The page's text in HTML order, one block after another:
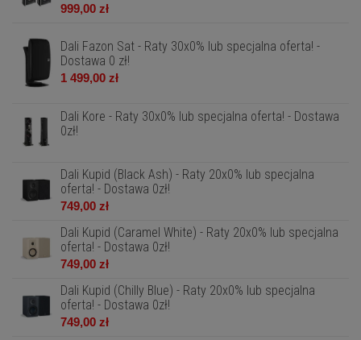
999,00 zł
Dali Fazon Sat - Raty 30x0% lub specjalna oferta! -
Dostawa 0 zł!
1 499,00 zł
Dali Kore - Raty 30x0% lub specjalna oferta! - Dostawa
0zł!
Dali Kupid (Black Ash) - Raty 20x0% lub specjalna
oferta! - Dostawa 0zł!
749,00 zł
Dali Kupid (Caramel White) - Raty 20x0% lub specjalna
oferta! - Dostawa 0zł!
749,00 zł
Dali Kupid (Chilly Blue) - Raty 20x0% lub specjalna
oferta! - Dostawa 0zł!
749,00 zł